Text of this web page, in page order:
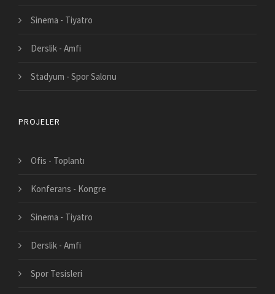
Sinema - Tiyatro
Derslik - Amfi
Stadyum - Spor Salonu
PROJELER
Ofis - Toplantı
Konferans - Kongre
Sinema - Tiyatro
Derslik - Amfi
Spor Tesisleri